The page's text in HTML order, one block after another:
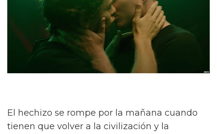
El hechizo se rompe por la mañana cuando
tienen que volver a la civilización y la